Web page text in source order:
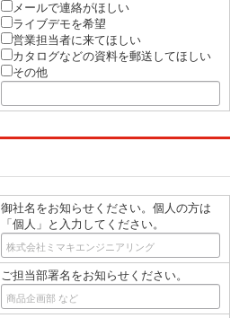
メールで連絡がほしい
ライブデモを希望
営業担当者に来てほしい
カタログなどの資料を郵送してほしい
その他
御社名をお知らせください。個人の方は
「個人」と入力してください。
ご担当部署名をお知らせください。